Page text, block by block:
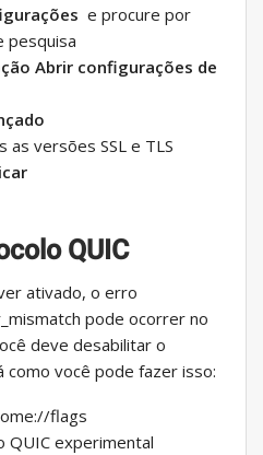
e procure por
pesquisa
Abrir configurações de
as versões SSL e TLS
QUIC
ativado, o erro
pode ocorrer no
deve desabilitar o
como você pode fazer isso:
flags
QUIC experimental